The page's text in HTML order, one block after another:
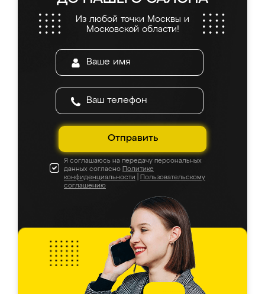
Из любой точки Москвы и
Московской области!
Отправить
Я соглашаюсь на передачу персональных
данных согласно Политике
конфиденциальности
Пользовательскому
соглашению